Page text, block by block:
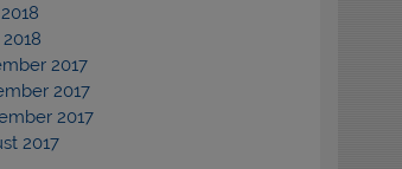
2017
2017
2017
2017